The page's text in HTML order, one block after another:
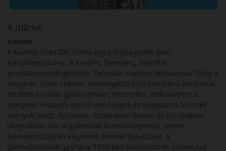
A márka
Kumho
A Kumho Tires Dél-Korea egyik legnagyobb ipari
konglomerátuma. A Kumho, Samyang, Marshal
gumiabroncsok gyártója. Termékei nagyon népszerűek főleg a
tengeren túlon számos személyautó első szerelésű abroncsai,
de több európai gyártó (Smart-Mercedes, Volkswagen) is
előnyben részesíti kitűnő minőségük és nagyszerű ár/érték
arányuk miatt. Ázsiában, Észak-Amerikában és Európában
(Angliában) van a gyártónak kutató központja, illetve
Németországban végeznek termék fejlesztést. A
gumiabroncsok gyártása 1950-ben kezdődött és viszonylag